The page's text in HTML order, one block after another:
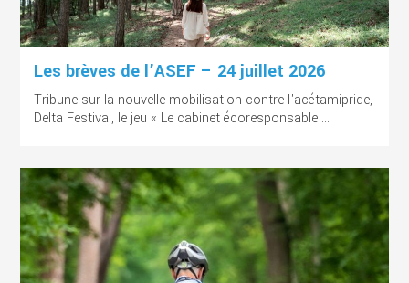
Les brèves de l’ASEF – 24 juillet 2026
Tribune sur la nouvelle mobilisation contre l'acétamipride,
Delta Festival, le jeu « Le cabinet écoresponsable ...